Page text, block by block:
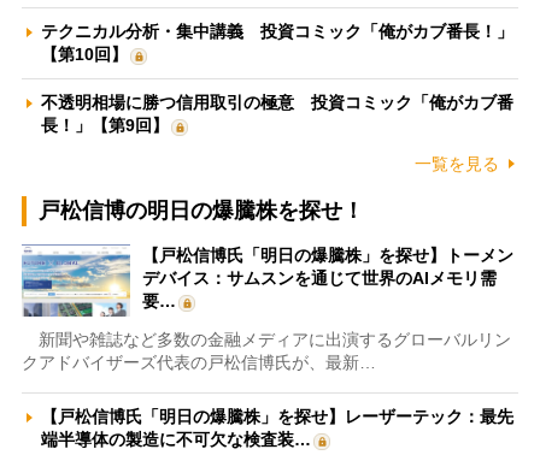
テクニカル分析・集中講義 投資コミック「俺がカブ番長！」
【第10回】
不透明相場に勝つ信用取引の極意 投資コミック「俺がカブ番
長！」【第9回】
一覧を見る
戸松信博の明日の爆騰株を探せ！
【戸松信博氏「明日の爆騰株」を探せ】トーメン
デバイス：サムスンを通じて世界のAIメモリ需
要…
新聞や雑誌など多数の金融メディアに出演するグローバルリン
クアドバイザーズ代表の戸松信博氏が、最新…
【戸松信博氏「明日の爆騰株」を探せ】レーザーテック：最先
端半導体の製造に不可欠な検査装…